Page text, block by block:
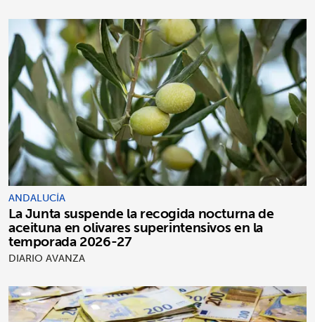
ANDALUCÍA
La Junta suspende la recogida nocturna de
aceituna en olivares superintensivos en la
temporada 2026-27
DIARIO AVANZA